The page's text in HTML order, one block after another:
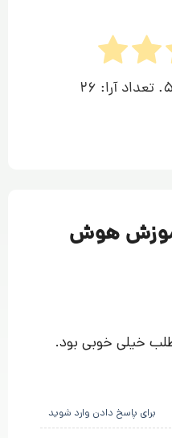
26
هوش
خیلی خوبی بود.
برای پاسخ دادن وارد شوید